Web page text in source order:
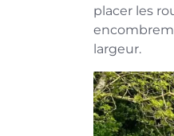
placer les
largeur.